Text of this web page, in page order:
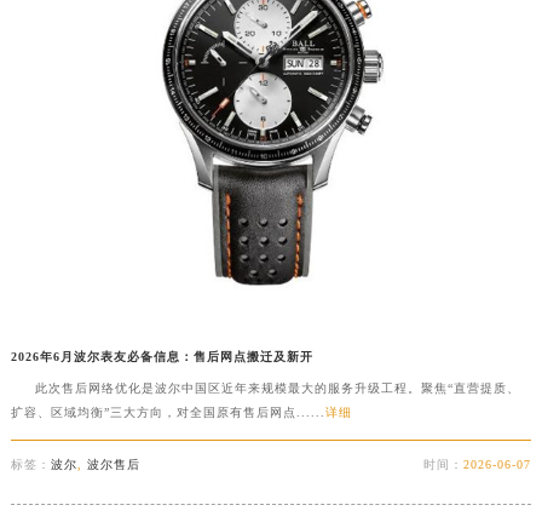
2026年6月波尔表友必备信息：售后网点搬迁及新开
此次售后网络优化是波尔中国区近年来规模最大的服务升级工程。聚焦“直营提质、
扩容、区域均衡”三大方向，对全国原有售后网点...... 详细
标签： 波尔 波尔售后 时间：2026-06-07